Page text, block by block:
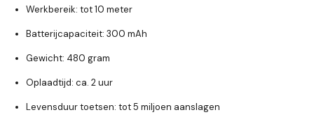
Werkbereik: tot 10 meter
Batterijcapaciteit: 300 mAh
Gewicht: 480 gram
Oplaadtijd: ca. 2 uur
Levensduur toetsen: tot 5 miljoen aanslagen